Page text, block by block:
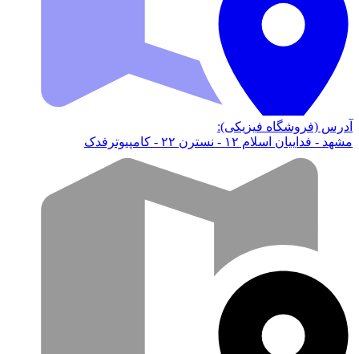
آدرس (فروشگاه فیزیکی):
مشهد - فداییان اسلام ۱۲ - نسترن ۲۲ - کامپیوترفدک